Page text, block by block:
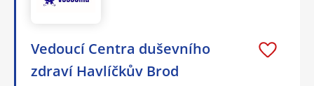
Vedoucí Centra duševního
zdraví Havlíčkův Brod